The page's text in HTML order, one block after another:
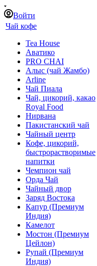
Войти
Чай кофе
Tea House
Аватико
PRO CHAI
Алыс (чай Жамбо)
Arline
Чай Пиала
Чай, цикорий, какао
Royal Food
Нирвана
Пакистанский чай
Чайный центр
Кофе, цикорий,
быстрорастворимые
напитки
Чемпион чай
Орда Чай
Чайный двор
Заряд Востока
Капур (Премиум
Индия)
Камелот
Мостон (Премиум
Цейлон)
Рупай (Премиум
Индия)